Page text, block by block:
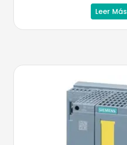
Leer Más